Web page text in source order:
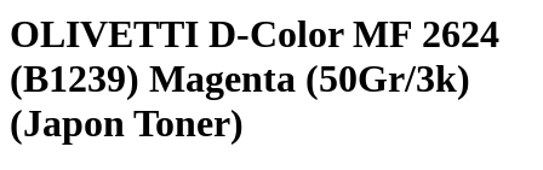
OLIVETTI D-Color MF 2624
(B1239) Magenta (50Gr/3k)
(Japon Toner)